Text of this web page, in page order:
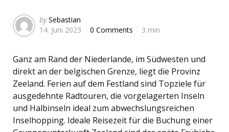
Posted
by
by Sebastian
14. Juni 2023
0 Comments 3 min
Ganz am Rand der Niederlande, im Südwesten und
direkt an der belgischen Grenze, liegt die Provinz
Zeeland. Ferien auf dem Festland sind Topziele für
ausgedehnte Radtouren, die vorgelagerten Inseln
und Halbinseln ideal zum abwechslungsreichen
Inselhopping. Ideale Reisezeit für die Buchung einer